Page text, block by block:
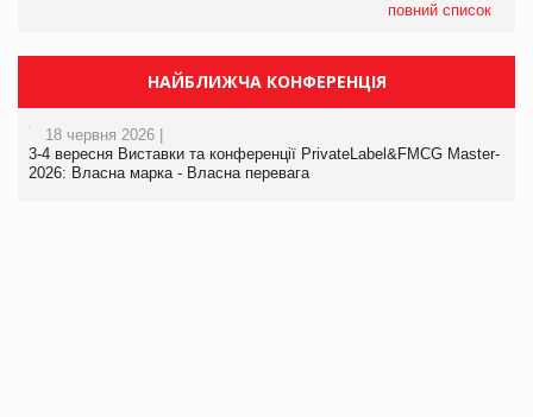
повний список
НАЙБЛИЖЧА КОНФЕРЕНЦІЯ
18 червня 2026 |
3-4 вересня Виставки та конференції PrivateLabel&FMCG Master-
2026: Власна марка - Власна перевага